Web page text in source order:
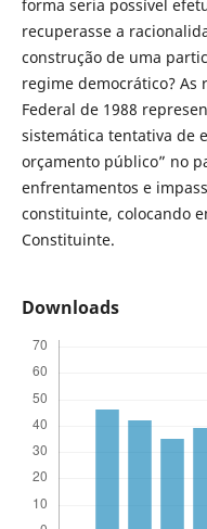
forma seria possível
recuperasse a
construção de uma
regime democrático? As
Federal de 1988
sistemática tentativa de
orçamento público” no
enfrentamentos e
constituinte, colocando
Constituinte.
Downloads